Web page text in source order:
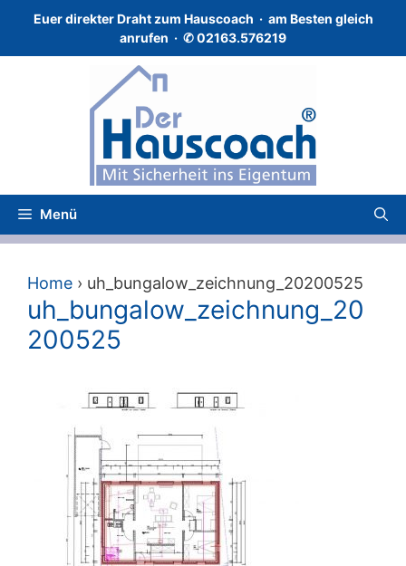
springen
Euer direkter Draht zum Hauscoach · am Besten gleich
anrufen · ✆02163.576219
Menü
Home › uh_bungalow_zeichnung_20200525
uh_bungalow_zeichnung_20
200525